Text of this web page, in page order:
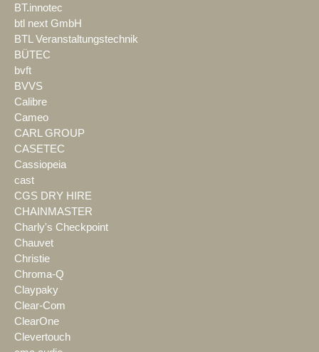
BT.innotec
btl next GmbH
BTL Veranstaltungstechnik
BÜTEC
bvft
BVVS
Calibre
Cameo
CARL GROUP
CASETEC
Cassiopeia
cast
CGS DRY HIRE
CHAINMASTER
Charly's Checkpoint
Chauvet
Christie
Chroma-Q
Claypaky
Clear-Com
ClearOne
Clevertouch